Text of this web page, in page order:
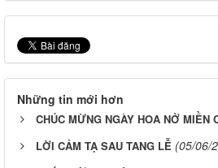
Những tin mới hơn
CHÚC MỪNG NGÀY HOA NỞ MIỀN
LỜI CẢM TẠ SAU TANG LỄ (05/06/